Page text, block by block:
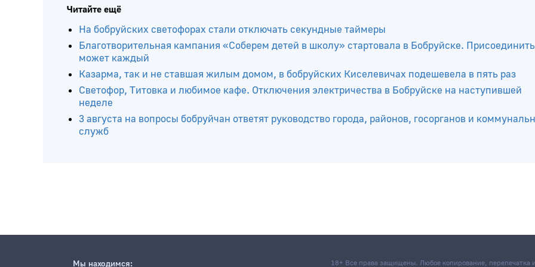
Читайте ещё
На бобруйских светофорах стали отключать секундные таймеры
Благотворительная кампания «Соберем детей в школу» стартовала в Бобруйске.
может каждый
Казарма, так и не ставшая жилым домом, в бобруйских Киселевичах подешевела в пять раз
Светофор, Титовка и любимое кафе. Отключения электричества в Бобруйске на наступившей